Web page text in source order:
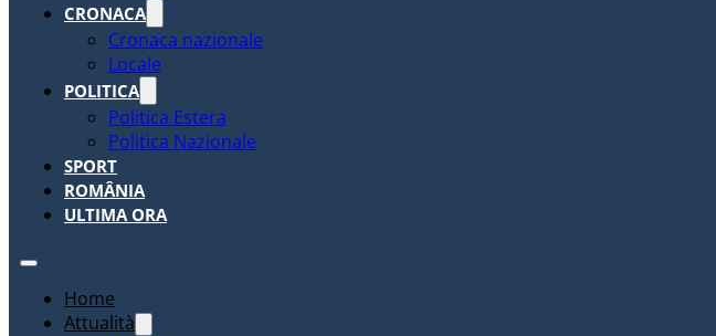
CRONACA
Cronaca nazionale
Locale
POLITICA
Politica Estera
Politica Nazionale
SPORT
ROMÂNIA
ULTIMA ORA
Home
Attualità